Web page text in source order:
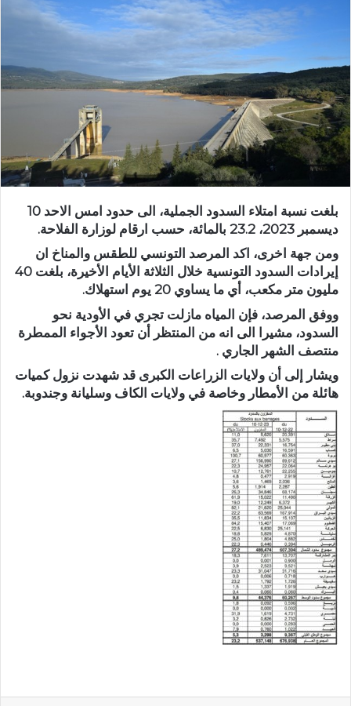
بلغت نسبة امتلاء السدود الجملية، الى حدود امس الاحد 10
ديسمبر 2023، 23.2 بالمائة، حسب ارقام لوزارة الفلاحة.
ومن جهة اخرى، اكد المرصد التونسي للطقس والمناخ ان
إيرادات السدود التونسية خلال الثلاثة الأيام الأخيرة، بلغت 40
مليون متر مكعب، أي ما يساوي 20 يوم استهلاك.
ووفق المرصد، فإن المياه مازلت تجري في الأودية نحو
السدود، مشيرا الى انه من المنتظر أن تعود الأجواء الممطرة
منتصف الشهر الجاري .
ويشار إلى أن ولايات الزراعات الكبرى قد شهدت نزول كميات
هائلة من الأمطار وخاصة في ولايات الكاف وسليانة وجندوبة.